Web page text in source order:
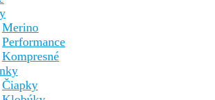
Merino
Performance
Kompresné
Čiapky